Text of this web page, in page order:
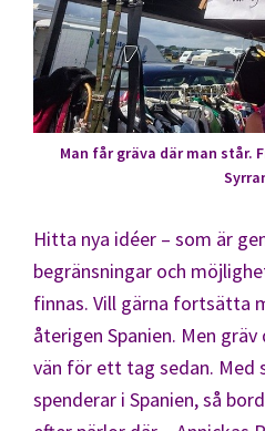
Man får gräva där man står.
Hitta nya idéer – som är
begränsningar och
finnas. Vill gärna fortsätta
återigen Spanien. Men
vän för ett tag sedan. Med
spenderar i Spanien, så